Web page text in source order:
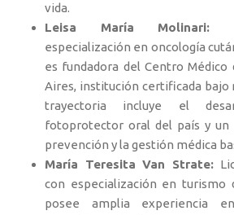
vida.
Leisa María Molinari:
especialización en oncología
es fundadora del Centro
Aires, institución certificada bajo
trayectoria incluye el
fotoprotector oral del país y
prevención y la gestión médica
María Teresita Van Strate:
con especialización en turismo
posee amplia experiencia